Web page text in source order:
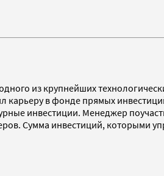
из крупнейших
карьеру в фонде прямых
инвестиции. Менеджер
Сумма инвестиций, которыми